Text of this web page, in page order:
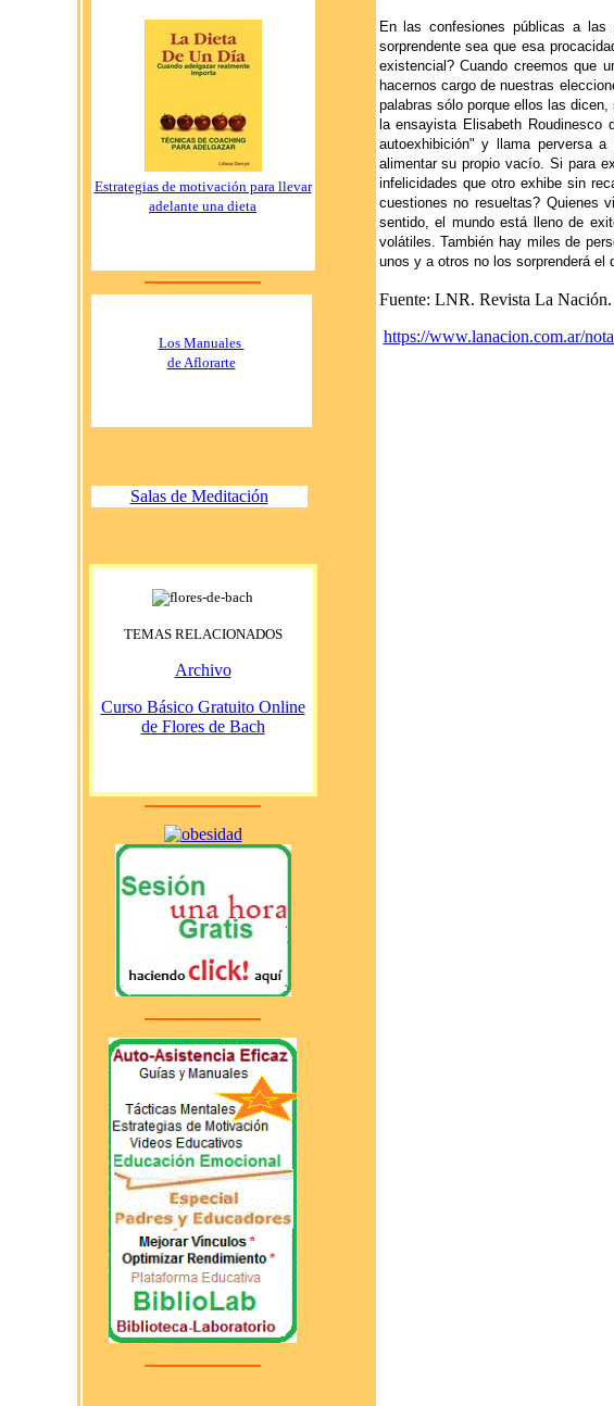
Estrategias de motivación para llevar
adelante una dieta
Los Manuales
de Aflorarte
Salas de Meditación
TEMAS RELACIONADOS
Archivo
Curso Básico Gratuito Online
de Flores de Bach
En las confesiones públicas a
sorprendente sea que esa
existencial? Cuando creemos que
hacernos cargo de nuestras
palabras sólo porque ellos las
la ensayista Elisabeth Roudinesco
autoexhibición" y llama perversa
alimentar su propio vacío. Si para
infelicidades que otro exhibe sin
cuestiones no resueltas? Quienes
sentido, el mundo está lleno de
volátiles. También hay miles de
unos y a otros no los sorprenderá el
Fuente: LNR. Revista La
https://www.lanacion.com.ar/